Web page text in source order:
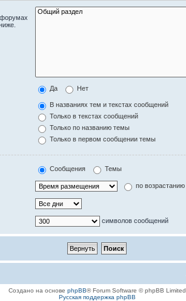
Да Нет
В названиях тем и текстах сообщений
Только в текстах сообщений
Только по названию темы
Только в первом сообщении темы
Сообщения Темы
по возрастанию
символов сообщений
Создано на основе phpBB® Forum Software © phpBB Limited
Русская поддержка phpBB